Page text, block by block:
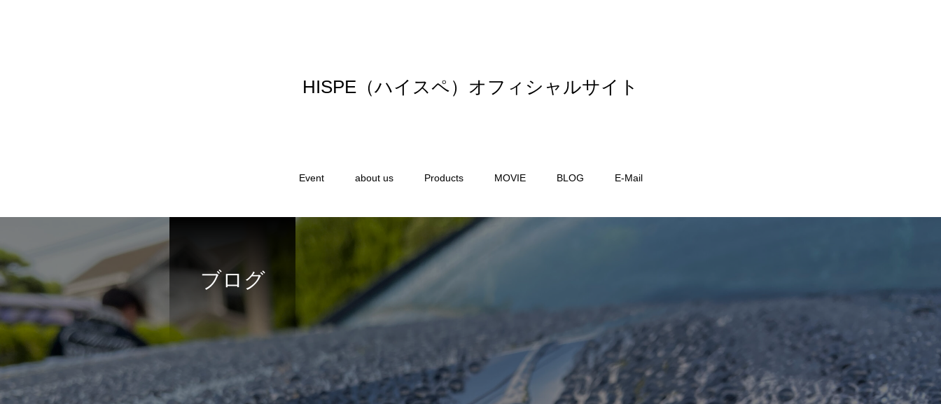
HISPE（ハイスペ）オフィシャルサイト
Event about us Products MOVIE BLOG E-Mail
ブログ